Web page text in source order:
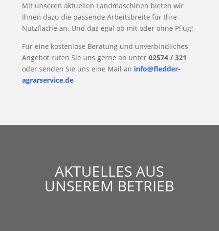
Mit unseren aktuellen Landmaschinen bieten wir
Ihnen dazu die passende Arbeitsbreite für Ihre
Nutzfläche an. Und das egal ob mit oder ohne Pflug!
Für eine kostenlose Beratung und unverbindliches
Angebot rufen Sie uns gerne an unter 02574 / 321
oder senden Sie uns eine Mail an info@fledder-
agrarservice.de
AKTUELLES AUS
UNSEREM BETRIEB